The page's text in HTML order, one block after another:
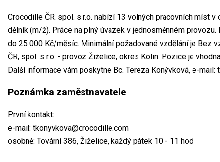
Crocodille ČR, spol. s r.o. nabízí 13 volných pracovních míst
dělník (m/ž). Práce na plný úvazek v jednosměnném
do 25 000 Kč/měsíc. Minimální požadované vzdělání je Bez
ČR, spol. s r.o. - provoz Žiželice, okres Kolín. Pozice je
Další informace vám poskytne Bc. Tereza Konývková, e-mail:
Poznámka zaměstnavatele
První kontakt:
e-mail: tkonyvkova@crocodille.com
osobně: Tovární 386, Žiželice, každý pátek 10 - 11 hod